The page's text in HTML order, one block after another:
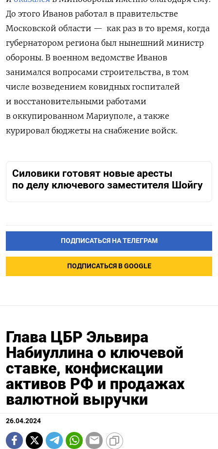
До этого Иванов работал в правительстве
Московской области — как раз в то время, когда
губернатором региона был нынешний министр
обороны. В военном ведомстве Иванов
занимался вопросами строительства, в том
числе возведением ковидных госпиталей
и восстановительными работами
в оккупированном Мариуполе, а также
курировал бюджеты на снабжение войск.
Силовики готовят новые аресты
по делу ключевого заместителя Шойгу
ПОДПИСАТЬСЯ НА ТЕЛЕГРАМ
ПОДПИСАТЬСЯ В GOOGLE
Глава ЦБР Эльвира
Набиуллина о ключевой
ставке, конфискации
активов РФ и продажах
валютной выручки
26.04.2024